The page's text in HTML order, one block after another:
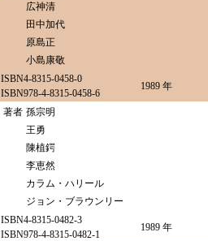
広神清
田中加代
原島正
小島康敬
ISBN4-8315-0458-0
ISBN978-4-8315-0458-6
1989 年
著者 孫宗明
王勇
陳植鍔
李恵然
カラム・ハリール
ジョン・ブラウンリー
ISBN4-8315-0482-3
ISBN978-4-8315-0482-1
1989 年